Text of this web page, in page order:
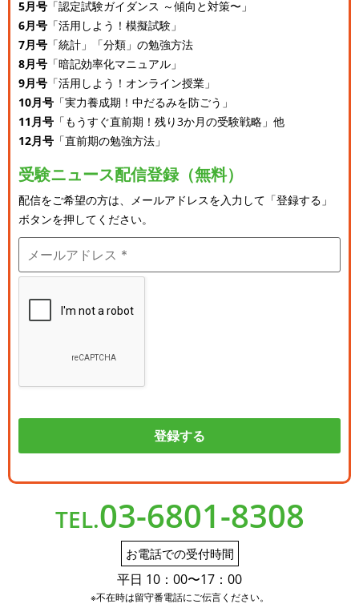
5月号 「認定試験ガイダンス ～傾向と対策〜」
6月号 「活用しよう！模擬試験」
7月号 「統計」「分類」の勉強方法
8月号 「暗記効率化マニュアル」
9月号 「活用しよう！オンライン授業」
10月号 「実力養成期！中だるみを防ごう」
11月号 「もうすぐ直前期！残り3か月の受験戦略」他
12月号 「直前期の勉強方法」
受験ニュース配信登録（無料）
配信をご希望の方は、メールアドレスを入力して「登録する」
ボタンを押してください。
TEL.03-6801-8308
お電話での受付時間
平日 10：00〜17：00
※不在時は留守番電話にご伝言ください。